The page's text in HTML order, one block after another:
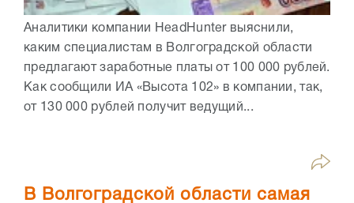
Аналитики компании HeadHunter выяснили,
каким специалистам в Волгоградской области
предлагают заработные платы от 100 000 рублей.
Как сообщили ИА «Высота 102» в компании, так,
от 130 000 рублей получит ведущий...
В Волгоградской области самая